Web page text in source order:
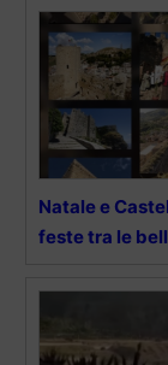
Natale e
feste tra le